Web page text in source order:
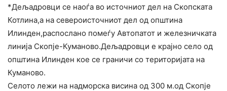
*Дељадровци се наоѓа во источниот дел на Скопската
Котлина,а на североисточниот дел од општина
Илинден,распослано помеѓу Автопатот и железничката
линија Скопје-Куманово.Дељадровци е крајно село од
општина Илинден кое се граничи со територијата на
Куманово.
Селото лежи на надморска висина од 300 м.од Скопје